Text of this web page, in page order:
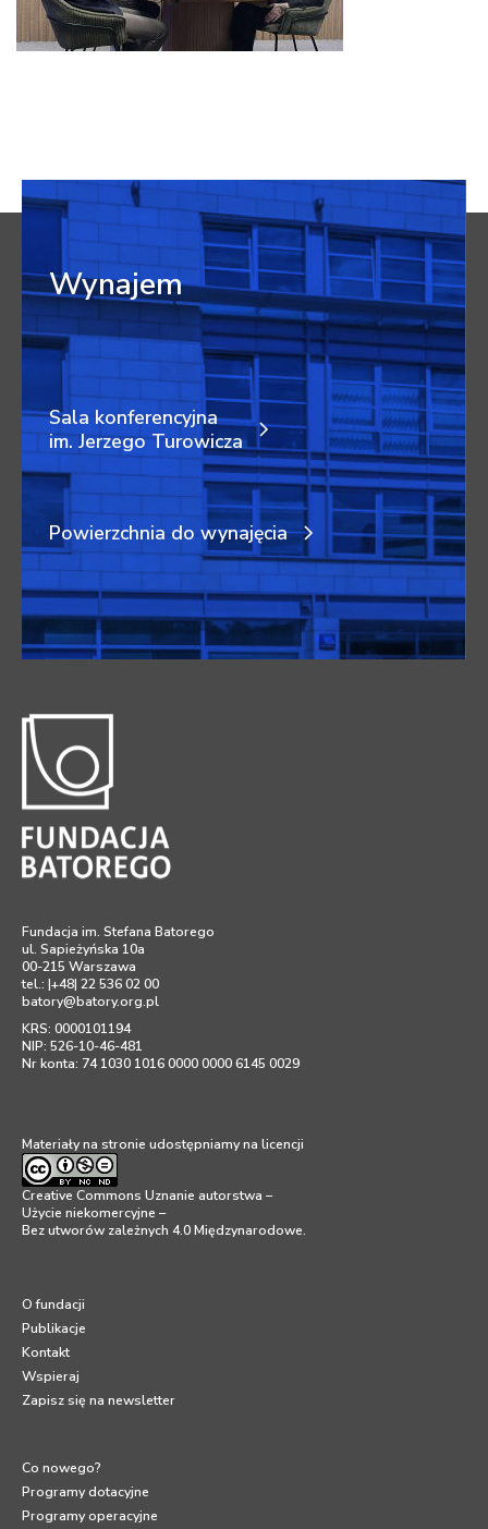
Fundacja im. Stefana Batorego
ul. Sapieżyńska 10a
00-215 Warszawa
tel.: |+48| 22 536 02 00
batory@batory.org.pl
KRS: 0000101194
NIP: 526-10-46-481
Nr konta: 74 1030 1016 0000 0000 6145 0029
Materiały na stronie udostępniamy na licencji
Creative Commons Uznanie autorstwa –
Użycie niekomercyjne –
Bez utworów zależnych 4.0 Międzynarodowe.
O fundacji
Publikacje
Kontakt
Wspieraj
Zapisz się na newsletter
Co nowego?
Programy dotacyjne
Programy operacyjne
Wynajem
Sala konferencyjna
im. Jerzego Turowicza
Powierzchnia do wynajęcia